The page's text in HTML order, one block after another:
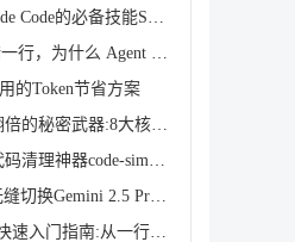
一文带你掌握Claude Code的必备技能Superpowers
CLAUDE.md 写错一行，为什么 Agent 会全程跑偏？
的Token节省方案
Claude Code效率翻倍的秘密武器:8大核心Skill详细解析
Claude Code最强代码清理神器code-simplifier的完全使用指南
Claude Code CLI无缝切换Gemini 2.5 Pro实战指南
Claude Code Loop快速入门指南:从一行命令到自动迭代